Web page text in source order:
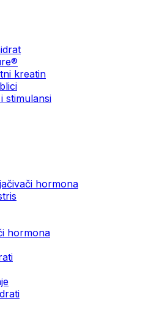
kreatin
stimulansi
hormona
hormona